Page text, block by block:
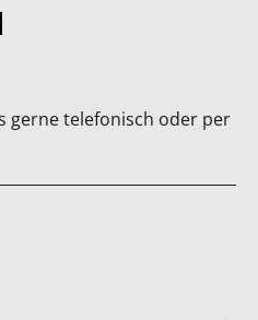
gerne telefonisch oder per